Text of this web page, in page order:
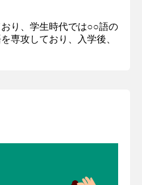
り、学生時代では○○語の
専攻しており、入学後、